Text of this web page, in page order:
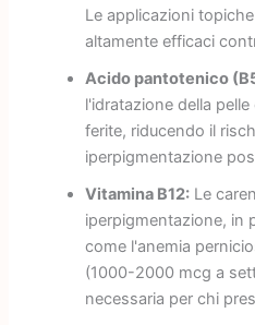
Le applicazioni
altamente efficaci
Acido pantotenico
l'idratazione della
ferite, riducendo il
iperpigmentazione
Vitamina B12:Le
iperpigmentazione, in
come l'anemia
(1000-2000 mcg a
necessaria per chi